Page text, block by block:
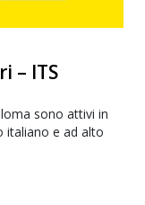
– ITS
sono attivi in
italiano e ad alto